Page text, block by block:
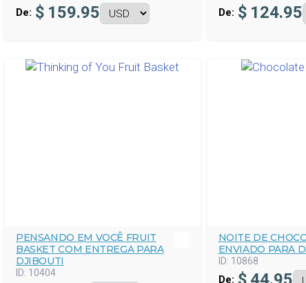
De: $ 159.95 De: $ 124.95
PENSANDO EM VOCÊ FRUIT
BASKET COM ENTREGA PARA
DJIBOUTI
ID: 10404
NOITE DE
ENVIADO PARA
ID: 10868
De: